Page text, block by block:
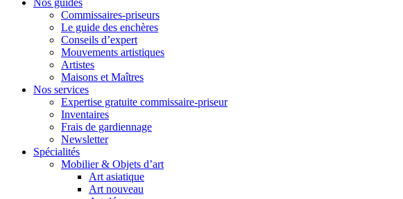
Nos guides
Commissaires-priseurs
Le guide des enchères
Conseils d’expert
Mouvements artistiques
Artistes
Maisons et Maîtres
Nos services
Expertise gratuite commissaire-priseur
Inventaires
Frais de gardiennage
Newsletter
Spécialités
Mobilier & Objets d’art
Art asiatique
Art nouveau